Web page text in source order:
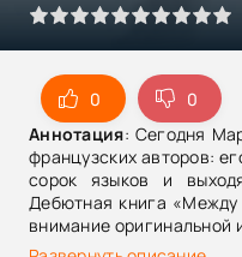
0
0
Аннотация: Сегодня
французских авторов:
сорок языков и
Дебютная книга «Между
внимание оригинальной
в квартире